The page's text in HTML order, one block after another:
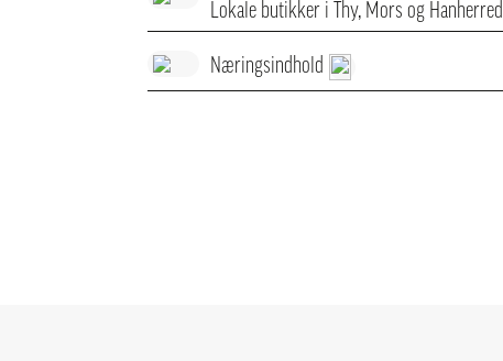
Lokale butikker i Thy, Mors og Hanherred
Næringsindhold